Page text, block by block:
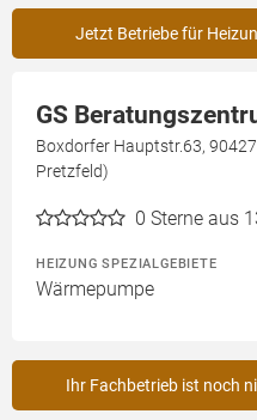
Jetzt Betriebe für
GS
Boxdorfer Hauptstr.63,
Pretzfeld)
0 Sterne aus
HEIZUNG SPEZIALGEBIETE
Wärmepumpe
Ihr Fachbetrieb ist noch